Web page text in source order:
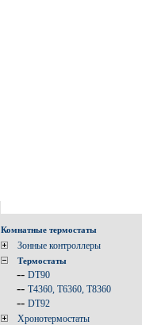
Комнатные термостаты
Зонные контроллеры
Термостаты
-- DT90
-- T4360, T6360, T8360
-- DT92
Хронотермостаты